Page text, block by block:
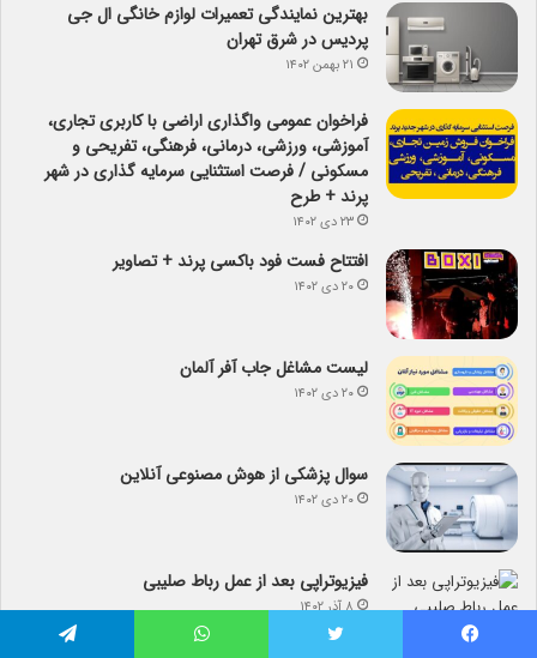
بهترین نمایندگی تعمیرات لوازم خانگی ال جی
پردیس در شرق تهران
۲۱ بهمن ۱۴۰۲
فراخوان عمومی واگذاری اراضی با کاربری تجاری،
آموزشی، ورزشی، درمانی، فرهنگی، تفریحی و
مسکونی / فرصت استثنایی سرمایه گذاری در شهر
پرند + طرح
۲۳ دی ۱۴۰۲
افتتاح فست فود باکسی پرند + تصاویر
۲۰ دی ۱۴۰۲
لیست مشاغل جاب آفر آلمان
۲۰ دی ۱۴۰۲
سوال پزشکی از هوش مصنوعی آنلاین
۲۰ دی ۱۴۰۲
فیزیوتراپی بعد از عمل رباط صلیبی
۸ آذر ۱۴۰۲
آیا می­دانید کدام نهالستان رکورد دار تولید نهال­ در